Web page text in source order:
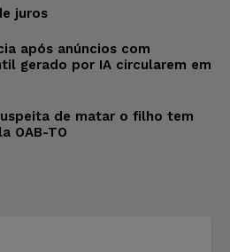
juros
após anúncios com
gerado por IA circularem em
de matar o filho tem
OAB-TO